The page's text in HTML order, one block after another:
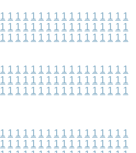
1 1 1 1 1 1 1 1 1 1 1 1 1 1 1 1 1
1 1 1 1 1 1 1 1 1 1 1 1 1 1 1 1 1
1 1 1 1 1 1 1 1 1 1 1 1 1 1 1 1 1
1 1 1 1 1 1 1 1 1 1 1 1 1 1 1 1 1
1 1 1 1 1 1 1 1 1 1 1 1 1 1 1 1 1
1 1 1 1 1 1 1 1 1 1 1 1 1 1 1 1 1
1 1 1 1 1 1 1 1 1 1 1 1 1 1 1 1 1
1 1 1 1 1 1 1 1 1 1 1 1 1 1 1 1 1